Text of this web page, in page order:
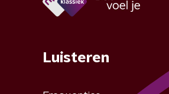
Luisteren